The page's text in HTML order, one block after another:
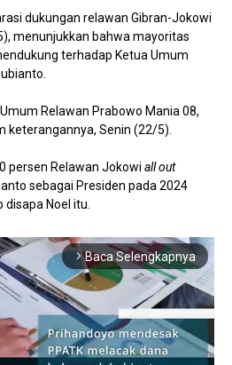
dukungan relawan Gibran-Jokowi
menunjukkan bahwa mayoritas
terhadap Ketua Umum
Relawan Prabowo Mania 08,
keterangannya, Senin (22/5).
persen Relawan Jokowi all out
sebagai Presiden pada 2024
disapa Noel itu.
arrow_forward_ios Baca Selengkapnya